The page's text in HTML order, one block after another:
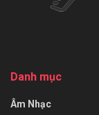
Danh mục
Âm Nhạc